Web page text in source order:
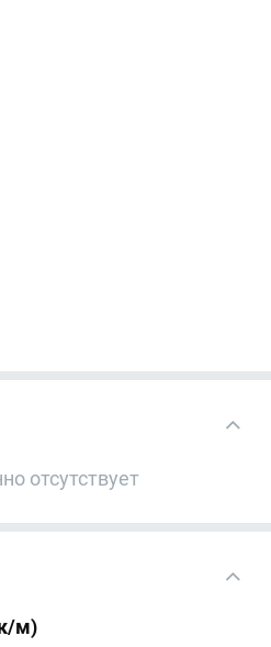
отсутствует
м)